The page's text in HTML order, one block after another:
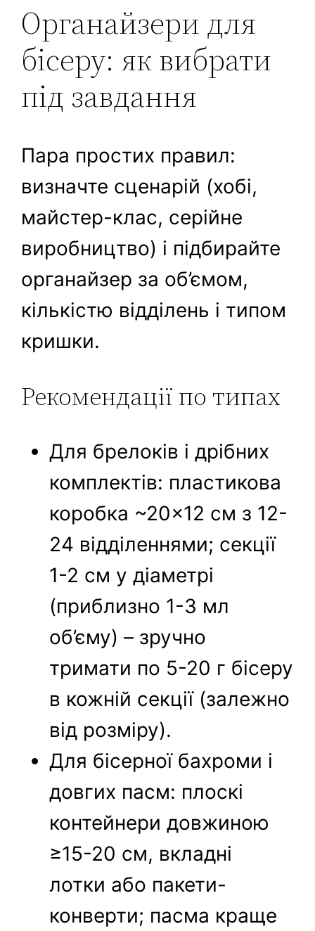
Органайзери для
бісеру: як вибрати
під завдання
Пара простих правил:
визначте сценарій (хобі,
майстер-клас, серійне
виробництво) і підбирайте
органайзер за об’ємом,
кількістю відділень і типом
кришки.
Рекомендації по типах
Для брелоків і дрібних
комплектів: пластикова
коробка ~20×12 см з 12-
24 відділеннями; секції
1-2 см у діаметрі
(приблизно 1-3 мл
об’єму) – зручно
тримати по 5-20 г бісеру
в кожній секції (залежно
від розміру).
Для бісерної бахроми і
довгих пасм: плоскі
контейнери довжиною
≥15-20 см, вкладні
лотки або пакети-
конверти; пасма краще